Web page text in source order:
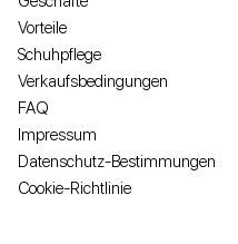
Vorteile
Schuhpflege
Verkaufsbedingungen
FAQ
Impressum
Datenschutz-Bestimmungen
Cookie-Richtlinie